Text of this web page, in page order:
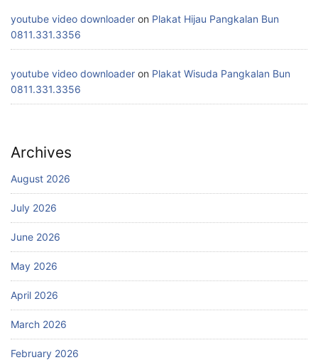
youtube video downloader on Plakat Hijau Pangkalan Bun
0811.331.3356
youtube video downloader on Plakat Wisuda Pangkalan Bun
0811.331.3356
Archives
August 2026
July 2026
June 2026
May 2026
April 2026
March 2026
February 2026